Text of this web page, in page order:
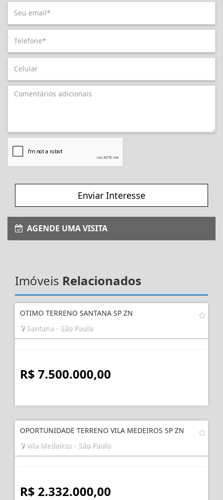
Enviar Interesse
AGENDE UMA VISITA
Imóveis Relacionados
OTIMO TERRENO SANTANA SP ZN
Santana - São Paulo
R$ 7.500.000,00
OPORTUNIDADE TERRENO VILA MEDEIROS SP ZN
Vila Medeiros - São Paulo
R$ 2.332.000,00